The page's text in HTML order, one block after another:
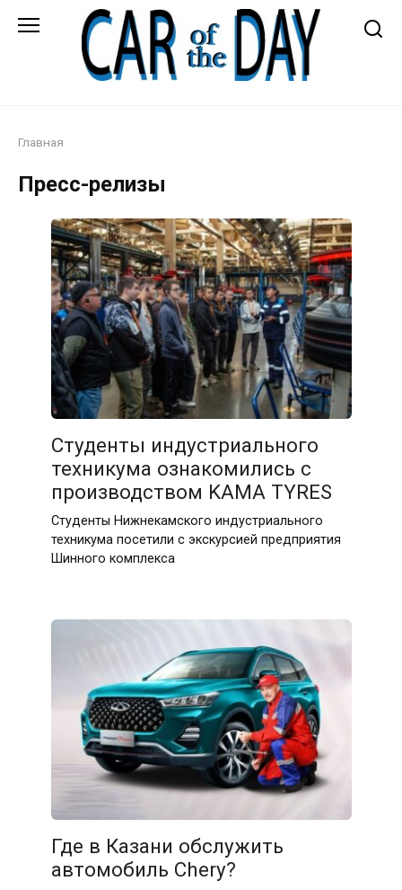
Главная
Пресс-релизы
Студенты индустриального
техникума ознакомились с
производством KAMA TYRES
Студенты Нижнекамского индустриального
техникума посетили с экскурсией предприятия
Шинного комплекса
Где в Казани обслужить
автомобиль Chery?